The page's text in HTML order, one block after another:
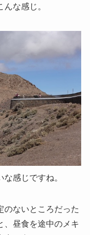
な感じ。
感じですね。
のないところだった
、昼食を途中のメキ